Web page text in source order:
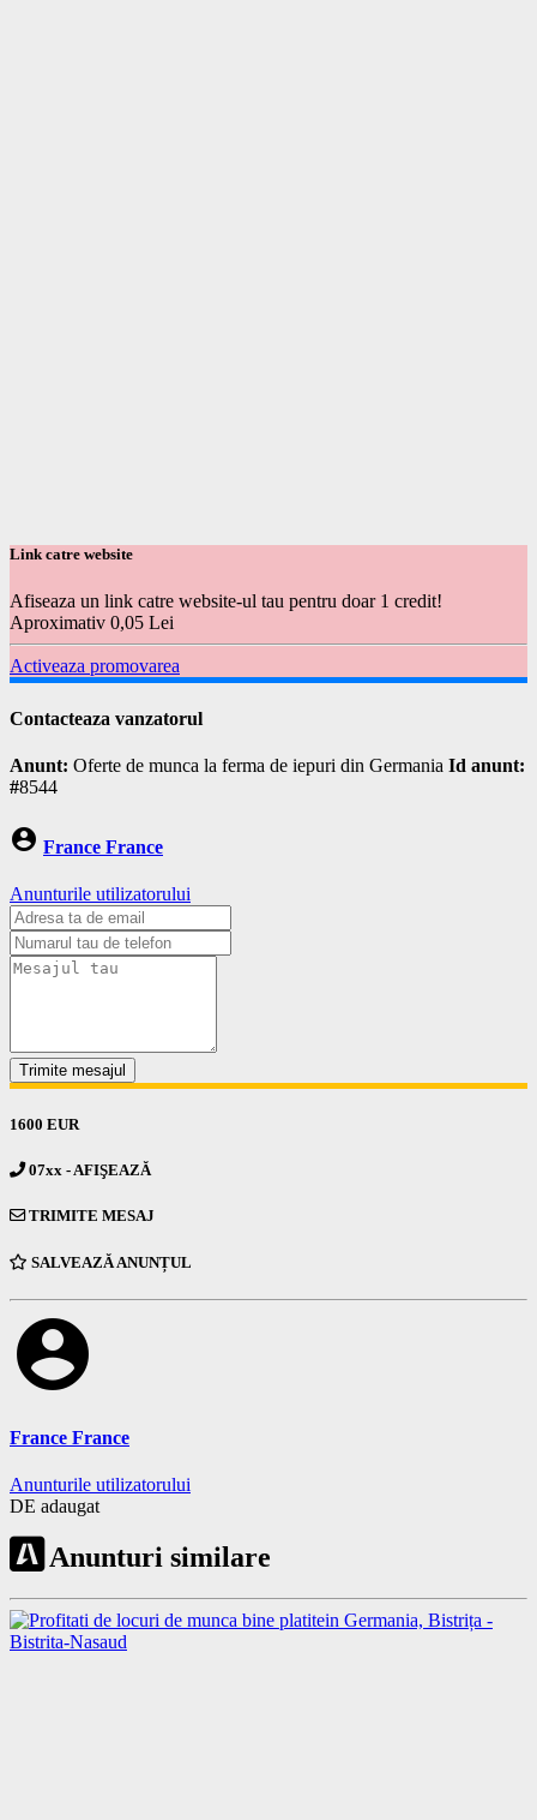
Link catre website
Afiseaza un link catre website-ul tau pentru doar 1 credit!
Aproximativ 0,05 Lei
Activeaza promovarea
Contacteaza vanzatorul
Anunt: Oferte de munca la ferma de iepuri din Germania Id anunt:
#8544
account_circle France France
Anunturile utilizatorului
Trimite mesajul
1600 EUR
07xx - AFIŞEAZĂ
TRIMITE MESAJ
SALVEAZĂ ANUNȚUL
account_circle
France France
Anunturile utilizatorului
DE adaugat
Anunturi similare